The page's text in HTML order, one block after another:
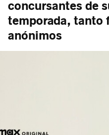
concursantes de
temporada, tanto
anónimos